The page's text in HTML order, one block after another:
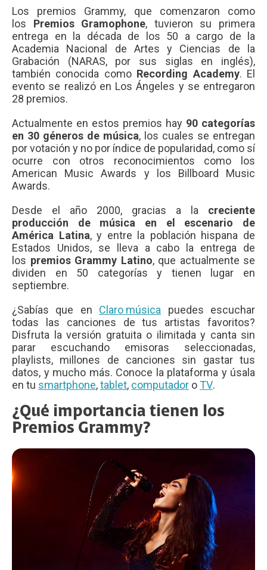
Los premios Grammy, que comenzaron como
los Premios Gramophone, tuvieron su primera
entrega en la década de los 50 a cargo de la
Academia Nacional de Artes y Ciencias de la
Grabación (NARAS, por sus siglas en inglés),
también conocida como Recording Academy. El
evento se realizó en Los Ángeles y se entregaron
28 premios.
Actualmente en estos premios hay 90 categorías
en 30 géneros de música, los cuales se entregan
por votación y no por índice de popularidad, como sí
ocurre con otros reconocimientos como los
American Music Awards y los Billboard Music
Awards.
Desde el año 2000, gracias a la creciente
producción de música en el escenario de
América Latina, y entre la población hispana de
Estados Unidos, se lleva a cabo la entrega de
los premios Grammy Latino, que actualmente se
dividen en 50 categorías y tienen lugar en
septiembre.
¿Sabías que en Claro música puedes escuchar
todas las canciones de tus artistas favoritos?
Disfruta la versión gratuita o ilimitada y canta sin
parar escuchando emisoras seleccionadas,
playlists, millones de canciones sin gastar tus
datos, y mucho más. Conoce la plataforma y úsala
en tu smartphone,tablet, computador oTV.
¿Qué importancia tienen los
Premios Grammy?